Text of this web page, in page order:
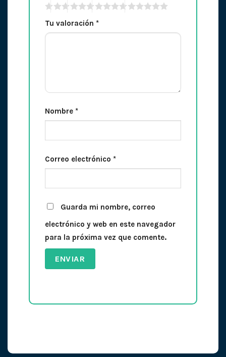
Tu valoración *
Nombre *
Correo electrónico *
Guarda mi nombre, correo
electrónico y web en este navegador
para la próxima vez que comente.